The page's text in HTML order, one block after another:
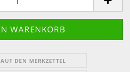
AUF DEN MERKZETTEL